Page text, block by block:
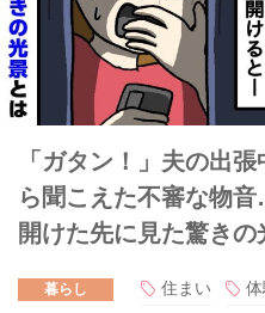
「ガタン！」夫の出
ら聞こえた不審な物
開けた先に見た驚きの
暮らし 住まい 体